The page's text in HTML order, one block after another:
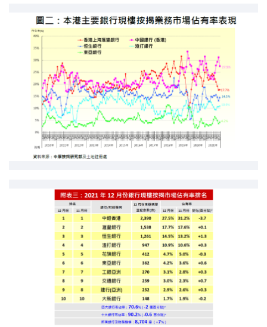
印花税计算
免费物业估价
下载中心
按揭全面睇
新闻/研究
按揭快趣智识